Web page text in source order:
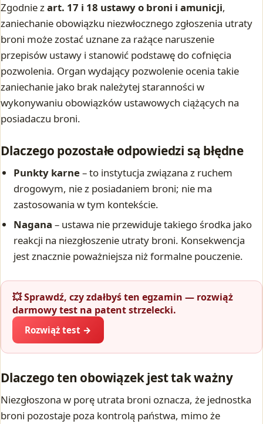
Zgodnie zart. 17 i 18 ustawy o broni i amunicji,
zaniechanie obowiązku niezwłocznego zgłoszenia utraty
broni może zostać uznane za rażące naruszenie
przepisów ustawy i stanowić podstawę do cofnięcia
pozwolenia. Organ wydający pozwolenie ocenia takie
zaniechanie jako brak należytej staranności w
wykonywaniu obowiązków ustawowych ciążących na
posiadaczu broni.
Dlaczego pozostałe odpowiedzi są błędne
Punkty karne– to instytucja związana z ruchem
drogowym, nie z posiadaniem broni; nie ma
zastosowania w tym kontekście.
Nagana – ustawa nie przewiduje takiego środka jako
reakcji na niezgłoszenie utraty broni. Konsekwencja
jest znacznie poważniejsza niż formalne pouczenie.
💥 Sprawdź, czy zdałbyś ten egzamin — rozwiąż
darmowy test na patent strzelecki.
Rozwiąż test →
Dlaczego ten obowiązek jest tak ważny
Niezgłoszona w porę utrata broni oznacza, że jednostka
broni pozostaje poza kontrolą państwa, mimo że